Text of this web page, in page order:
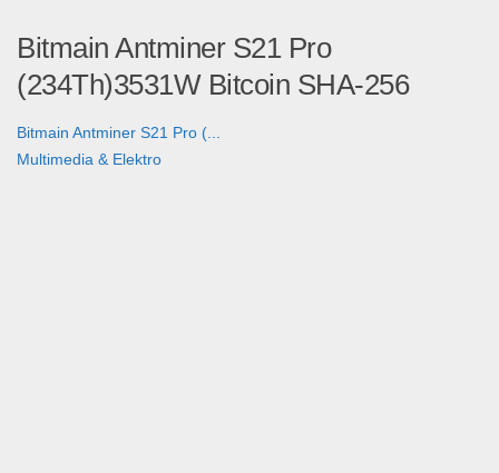
Bitmain Antminer S21 Pro
(234Th)3531W Bitcoin SHA-256
Bitmain Antminer S21 Pro (...
Multimedia & Elektro